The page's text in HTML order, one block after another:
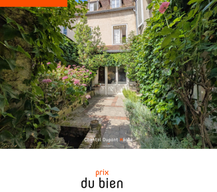
prix
du bien